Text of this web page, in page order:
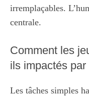
irremplaçables.
centrale.
Comment les
ils impactés par
Les tâches simples